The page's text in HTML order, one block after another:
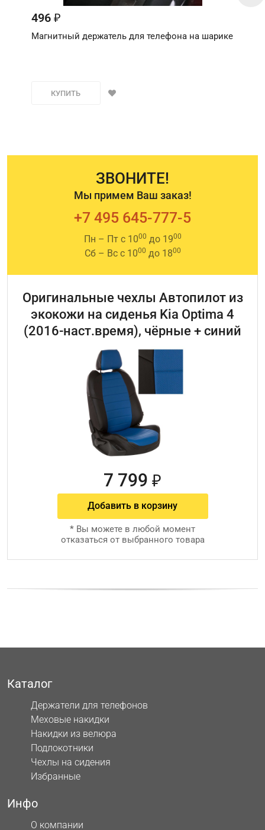
496 ₽
Магнитный держатель для телефона на шарике
КУПИТЬ
ЗВОНИТЕ!
Мы примем Ваш заказ!
+7 495 645-777-5
Пн – Пт с 1000 до 1900
Сб – Вс с 1000 до 1800
Оригинальные чехлы Автопилот из
экокожи на сиденья Kia Optima 4
(2016-наст.время), чёрные + синий
7 799 ₽
Добавить в корзину
* Вы можете в любой момент
отказаться от выбранного товара
Каталог
Держатели для телефонов
Меховые накидки
Накидки из велюра
Подлокотники
Чехлы на сидения
Избранные
Инфо
О компании